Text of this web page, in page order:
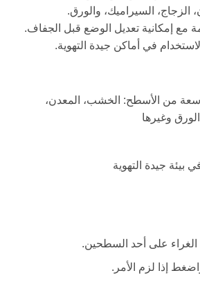
السيراميك، والورق.
مع إمكانية تعديل الوضع قبل الجفاف.
في أماكن جيدة التهوية.
من الأسطح: الخشب، المعدن،
وغيرها
جيدة التهوية
على أحد السطحين.
إذا لزم الأمر.